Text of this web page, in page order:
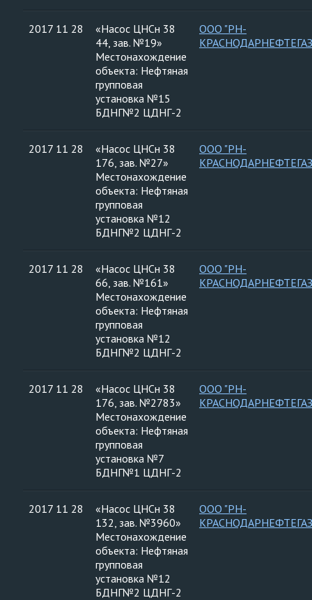
2017 11 28
«Насос ЦНСн 38
44, зав. №19»
Местонахождение
объекта: Нефтяная
групповая
установка №15
БДНГ№2 ЦДНГ-2
ООО "РН-
2017 11 28
«Насос ЦНСн 38
176, зав. №27»
Местонахождение
объекта: Нефтяная
групповая
установка №12
БДНГ№2 ЦДНГ-2
ООО "РН-
2017 11 28
«Насос ЦНСн 38
66, зав. №161»
Местонахождение
объекта: Нефтяная
групповая
установка №12
БДНГ№2 ЦДНГ-2
ООО "РН-
2017 11 28
«Насос ЦНСн 38
176, зав. №2783»
Местонахождение
объекта: Нефтяная
групповая
установка №7
БДНГ№1 ЦДНГ-2
ООО "РН-
2017 11 28
«Насос ЦНСн 38
132, зав. №3960»
Местонахождение
объекта: Нефтяная
групповая
установка №12
БДНГ№2 ЦДНГ-2
ООО "РН-